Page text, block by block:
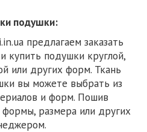
подушки:
предлагаем заказать
купить подушки круглой,
или других форм. Ткань
вы можете выбрать из
и форм. Пошив
размера или других